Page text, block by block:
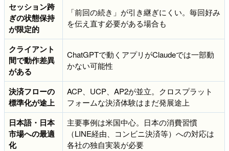
セッション跨
ぎの状態保持
が限定的
「前回の続き」が引き継ぎにくい。毎回好み
を伝え直す必要がある場合も
クライアント
間で動作差異
がある
ChatGPTで動くアプリがClaudeでは一部動
かない可能性
決済フローの
標準化が途上
ACP、UCP、AP2が並立。クロスプラット
フォームな決済体験はまだ発展途上
日本語・日本
市場への最適
化
主要事例は米国中心。日本の消費習慣
（LINE経由、コンビニ決済等）への対応は
各社の独自実装が必要